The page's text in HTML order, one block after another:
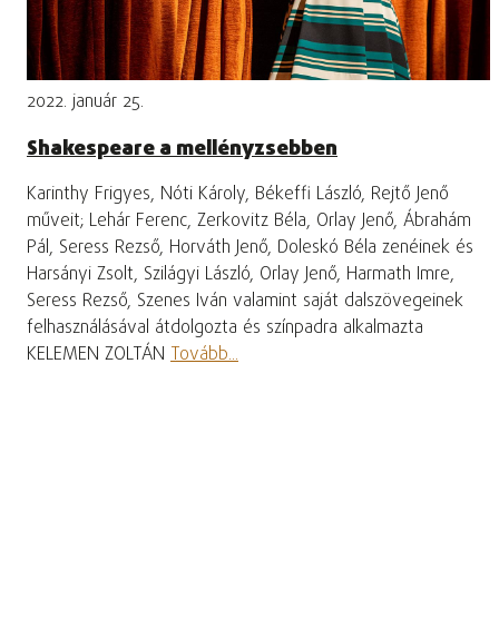
2022. január 25.
Shakespeare a mellényzsebben
Karinthy Frigyes, Nóti Károly, Békeffi László, Rejtő Jenő
műveit; Lehár Ferenc, Zerkovitz Béla, Orlay Jenő, Ábrahám
Pál, Seress Rezső, Horváth Jenő, Doleskó Béla zenéinek és
Harsányi Zsolt, Szilágyi László, Orlay Jenő, Harmath Imre,
Seress Rezső, Szenes Iván valamint saját dalszövegeinek
felhasználásával átdolgozta és színpadra alkalmazta
KELEMEN ZOLTÁN Tovább...